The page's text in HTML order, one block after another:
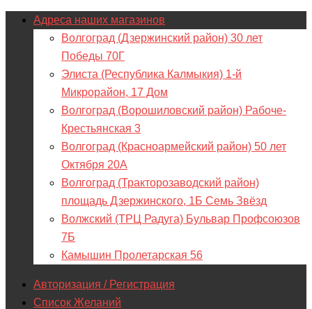
Адреса наших магазинов
Волгоград (Дзержинский район) 30 лет
Победы 70Г
Элиста (Республика Калмыкия) 1-й
Микрорайон, 17 Дом
Волгоград (Ворошиловский район) Рабоче-
Крестьянская 3
Волгоград (Красноармейский район) 50 лет
Октября 20А
Волгоград (Тракторозаводский район)
площадь Дзержинского, 1Б Семь Звёзд
Волжский (ТРЦ Радуга) Бульвар Профсоюзов
7Б
Камышин Пролетарская 56
Авторизация / Регистрация
Список Желаний